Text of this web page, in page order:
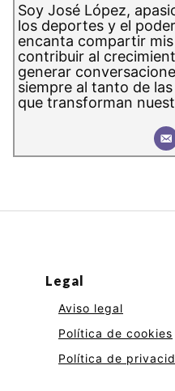
Soy José López,
los deportes y el
encanta compartir
contribuir al
generar
siempre al tanto de
que transforman
Legal
Aviso legal
Política de cookies
Política de